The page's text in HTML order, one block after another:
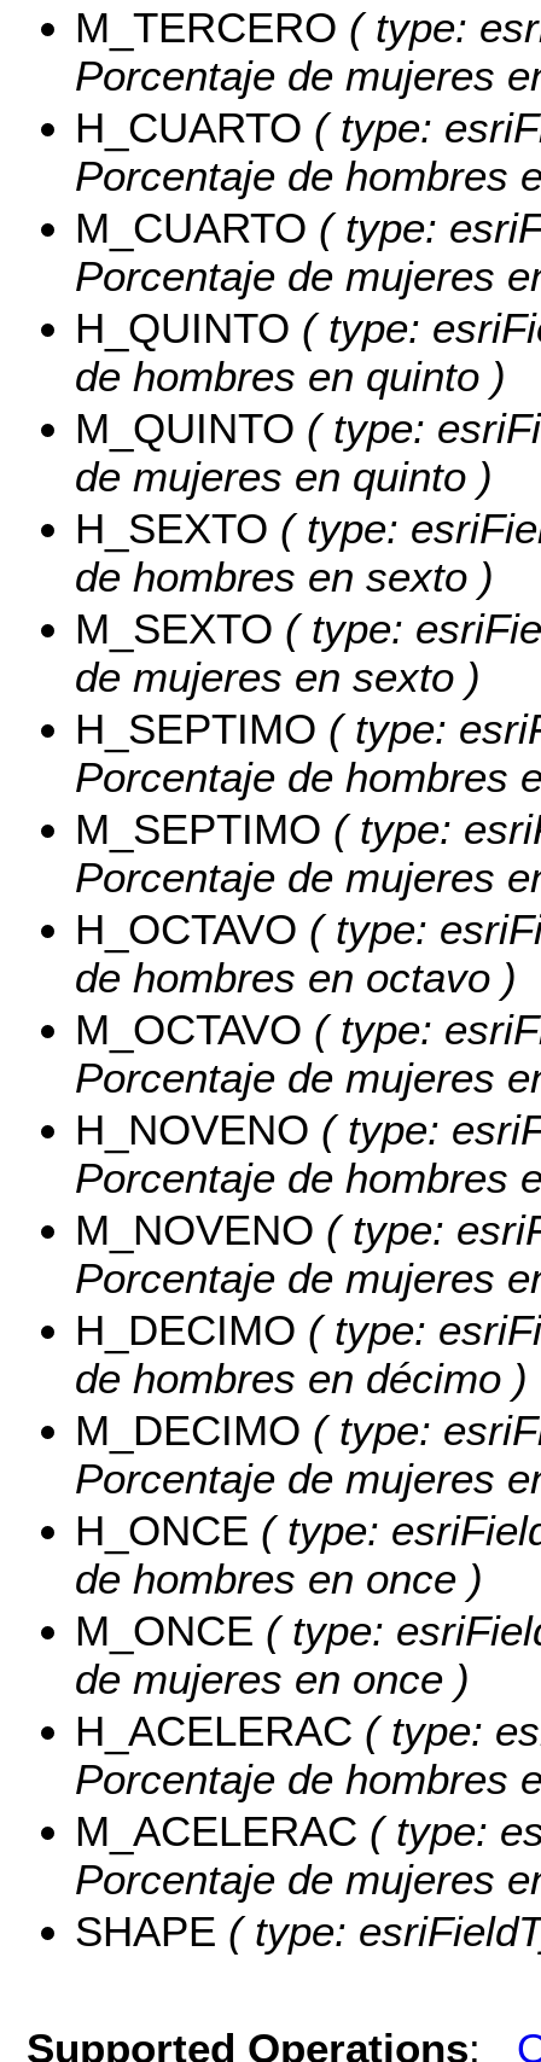
M_TERCERO ( type:
Porcentaje de mujeres
H_CUARTO ( type:
Porcentaje de hombres
M_CUARTO ( type:
Porcentaje de mujeres
H_QUINTO ( type:
de hombres en quinto )
M_QUINTO ( type:
de mujeres en quinto )
H_SEXTO ( type:
de hombres en sexto )
M_SEXTO ( type:
de mujeres en sexto )
H_SEPTIMO ( type:
Porcentaje de hombres
M_SEPTIMO ( type:
Porcentaje de mujeres
H_OCTAVO ( type:
de hombres en octavo )
M_OCTAVO ( type:
Porcentaje de mujeres
H_NOVENO ( type:
Porcentaje de hombres
M_NOVENO ( type:
Porcentaje de mujeres
H_DECIMO ( type:
de hombres en décimo )
M_DECIMO ( type:
Porcentaje de mujeres
H_ONCE ( type:
de hombres en once )
M_ONCE ( type:
de mujeres en once )
H_ACELERAC ( type:
Porcentaje de hombres
M_ACELERAC ( type:
Porcentaje de mujeres
SHAPE ( type:
Supported Operations: